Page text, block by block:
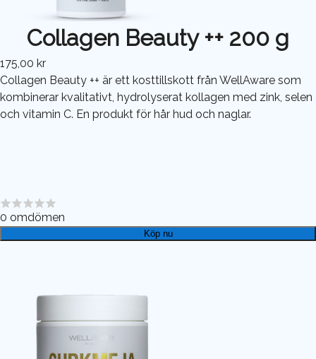
Collagen Beauty ++ 200 g
175,00 kr
Collagen Beauty ++ är ett kosttillskott från WellAware som
kombinerar kvalitativt, hydrolyserat kollagen med zink, selen
och vitamin C. En produkt för hår hud och naglar.
0 omdömen
Köp nu